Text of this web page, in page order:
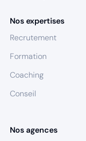
Nos expertises
Recrutement
Formation
Coaching
Conseil
Nos agences